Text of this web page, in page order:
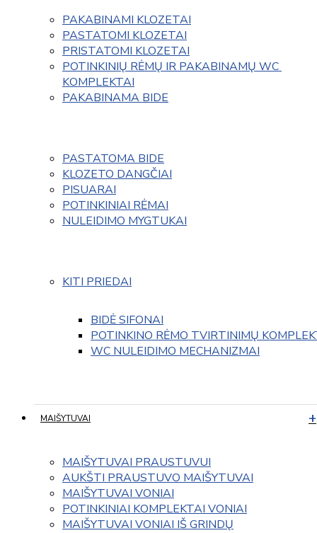
PAKABINAMI KLOZETAI
PASTATOMI KLOZETAI
PRISTATOMI KLOZETAI
POTINKINIŲ RĖMŲ IR PAKABINAMŲ WC
KOMPLEKTAI
PAKABINAMA BIDE
PASTATOMA BIDE
KLOZETO DANGČIAI
PISUARAI
POTINKINIAI RĖMAI
NULEIDIMO MYGTUKAI
KITI PRIEDAI
BIDĖ SIFONAI
POTINKINO RĖMO TVIRTINIMŲ
WC NULEIDIMO MECHANIZMAI
MAIŠYTUVAI
MAIŠYTUVAI PRAUSTUVUI
AUKŠTI PRAUSTUVO MAIŠYTUVAI
MAIŠYTUVAI VONIAI
POTINKINIAI KOMPLEKTAI VONIAI
MAIŠYTUVAI VONIAI IŠ GRINDŲ